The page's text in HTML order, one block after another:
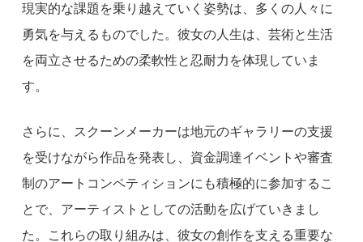
現実的な課題を乗り越えていく姿勢は、多くの人々に
勇気を与えるものでした。彼女の人生は、芸術と生活
を両立させるための柔軟性と忍耐力を体現していま
す。
さらに、スクーンメーカーは地元のギャラリーの支援
を受けながら作品を発表し、資金調達イベントや審査
制のアートコンペティションにも積極的に参加するこ
とで、アーティストとしての活動を広げていきまし
た。これらの取り組みは、彼女の創作を支える重要な